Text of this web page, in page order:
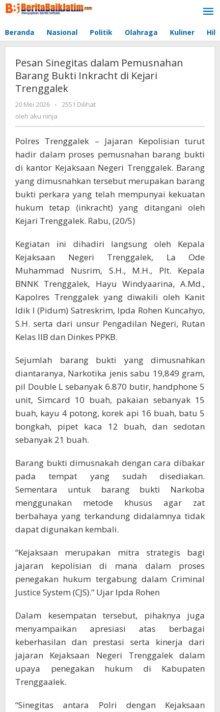
Lewati
ke
Beranda Nasional Politik Olahraga Kuliner
Pesan Sinegitas dalam Pemusnahan
Barang Bukti Inkracht di Kejari
Trenggalek
20 Mei 2026
oleh
aku
-
2551 Dilihat
oleh aku ninja
Polres Trenggalek – Jajaran Kepolisian turut
hadir dalam proses pemusnahan barang bukti
di kantor Kejaksaan Negeri Trenggalek. Barang
yang dimusnahkan tersebut merupakan barang
bukti perkara yang telah mempunyai kekuatan
hukum tetap (inkracht) yang ditangani oleh
Kejari Trenggalek. Rabu, (20/5)
Kegiatan ini dihadiri langsung oleh Kepala
Kejaksaan Negeri Trenggalek, La Ode
Muhammad Nusrim, S.H., M.H., Plt. Kepala
BNNK Trenggalek, Hayu Windyaarina, A.Md.,
Kapolres Trenggalek yang diwakili oleh Kanit
Idik I (Pidum) Satreskrim, Ipda Rohen Kuncahyo,
S.H. serta dari unsur Pengadilan Negeri, Rutan
Kelas IIB dan Dinkes PPKB.
Sejumlah barang bukti yang dimusnahkan
diantaranya, Narkotika jenis sabu 19,849 gram,
pil Double L sebanyak 6.870 butir, handphone 5
unit, Simcard 10 buah, pakaian sebanyak 15
buah, kayu 4 potong, korek api 16 buah, batu 5
bongkah, pipet kaca 12 buah, dan sedotan
sebanyak 21 buah.
Barang bukti dimusnakah dengan cara dibakar
pada tempat yang sudah disediakan.
Sementara untuk barang bukti Narkoba
menggunakan metode khusus agar zat
berbahaya yang terkandung didalamnya tidak
dapat digunakan kembali.
“Kejaksaan merupakan mitra strategis bagi
jajaran kepolisian di mana dalam proses
penegakan hukum tergabung dalam Criminal
Justice System (CJS).” Ujar Ipda Rohen
Dalam kesempatan tersebut, pihaknya juga
menyampaikan apresiasi atas berbagai
keberhasilan dan prestasi serta kinerja dari
jajaran Kejaksaan Negeri Trenggalek dalam
upaya penegakan hukum di Kabupaten
Trenggaalek.
“Sinegitas antara Polri dengan Kejaksaan